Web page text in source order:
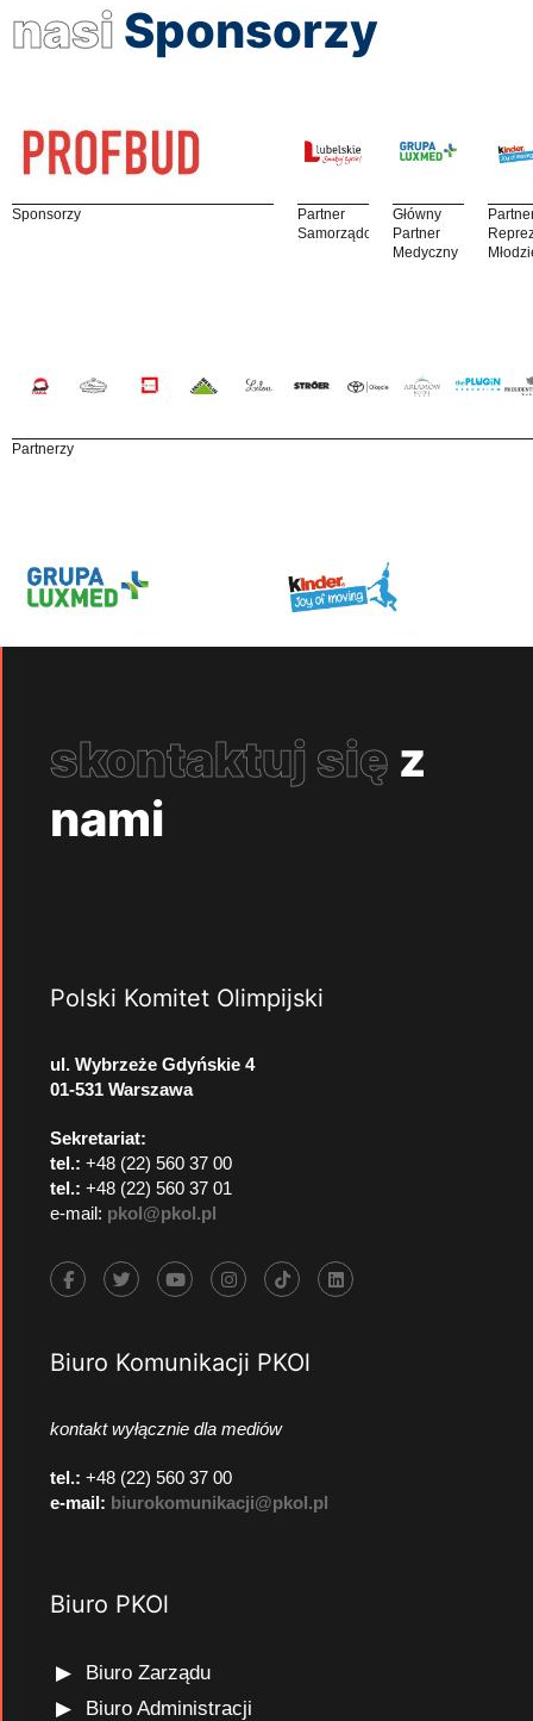
nasi Sponsorzy
Sponsorzy
Partner
Samorządowy
Główny
Partner
Medyczny
Partnerzy
skontaktuj się z
nami
Polski Komitet Olimpijski
ul. Wybrzeże Gdyńskie 4
01-531 Warszawa
Sekretariat:
tel.: +48 (22) 560 37 00
tel.: +48 (22) 560 37 01
e-mail: pkol@pkol.pl
Biuro Komunikacji PKOl
kontakt wyłącznie dla mediów
tel.: +48 (22) 560 37 00
e-mail: biurokomunikacji@pkol.pl
Biuro PKOl
Biuro Zarządu
Biuro Administracji